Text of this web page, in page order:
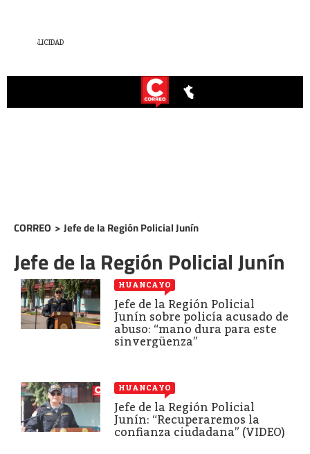
CORREO > Jefe de la Región Policial Junín
Jefe de la Región Policial Junín
HUANCAYO
Jefe de la Región Policial
Junín sobre policía acusado de
abuso: “mano dura para este
sinvergüenza”
HUANCAYO
Jefe de la Región Policial
Junín: “Recuperaremos la
confianza ciudadana” (VIDEO)